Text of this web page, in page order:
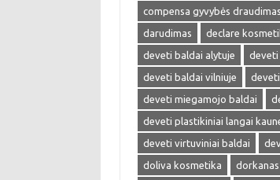
compensa gyvybės draudimas
darudimas
declare
deveti baldai alytuje
deveti
deveti baldai vilniuje
deveti miegamojo baldai
deveti plastikiniai langai
deveti virtuviniai baldai
doliva kosmetika